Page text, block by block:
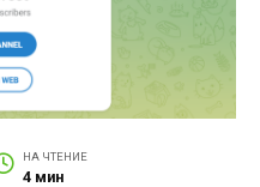
НА ЧТЕНИЕ
4 мин